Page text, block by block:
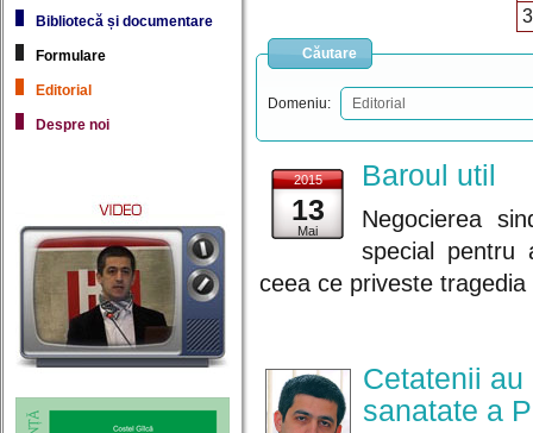
Căutare
Domeniu:
13
Mai
2015 Baroul util
Negocierea
special pentru
ceea ce priveste
Cetatenii
sanatate a
Bibliotecă și documentare
Formulare
Editorial
Despre noi